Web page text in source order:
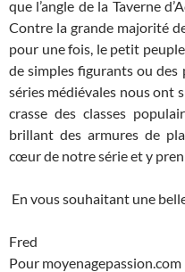
que l’angle de la Taverne
Contre la grande majorité
pour une fois, le petit
de simples figurants ou des
séries médiévales nous ont
crasse des classes
brillant des armures de
cœur de notre série et y
En vous souhaitant une
Fred
Pour moyenagepassion.com